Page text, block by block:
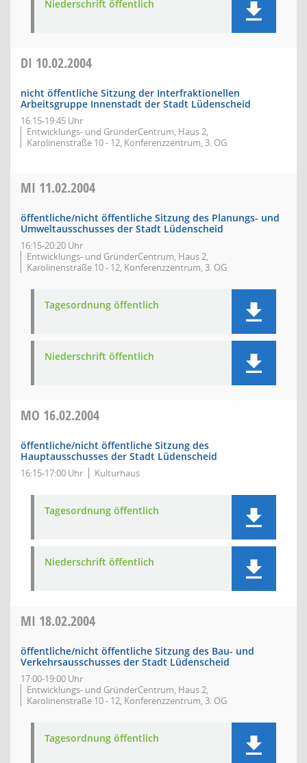
Niederschrift öffentlich
DI 10.02.2004
nicht öffentliche Sitzung der Interfraktionellen
Arbeitsgruppe Innenstadt der Stadt Lüdenscheid
16:15-19:45 Uhr
Entwicklungs- und GründerCentrum, Haus 2,
Karolinenstraße 10 - 12, Konferenzzentrum, 3. OG
MI 11.02.2004
öffentliche/nicht öffentliche Sitzung des Planungs- und
Umweltausschusses der Stadt Lüdenscheid
16:15-20:20 Uhr
Entwicklungs- und GründerCentrum, Haus 2,
Karolinenstraße 10 - 12, Konferenzzentrum, 3. OG
Tagesordnung öffentlich
Niederschrift öffentlich
MO 16.02.2004
öffentliche/nicht öffentliche Sitzung des
Hauptausschusses der Stadt Lüdenscheid
16:15-17:00 Uhr Kulturhaus
Tagesordnung öffentlich
Niederschrift öffentlich
MI 18.02.2004
öffentliche/nicht öffentliche Sitzung des Bau- und
Verkehrsausschusses der Stadt Lüdenscheid
17:00-19:00 Uhr
Entwicklungs- und GründerCentrum, Haus 2,
Karolinenstraße 10 - 12, Konferenzzentrum, 3. OG
Tagesordnung öffentlich